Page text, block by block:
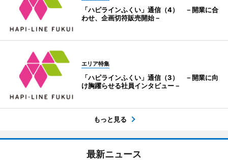
「ハピラインふくい」通信（4） －開業に合
わせ、企画切符販売開始－
エリア特集
「ハピラインふくい」通信（3） －開業に向
け胸躍らせる社員インタビュー－
もっと見る
最新ニュース